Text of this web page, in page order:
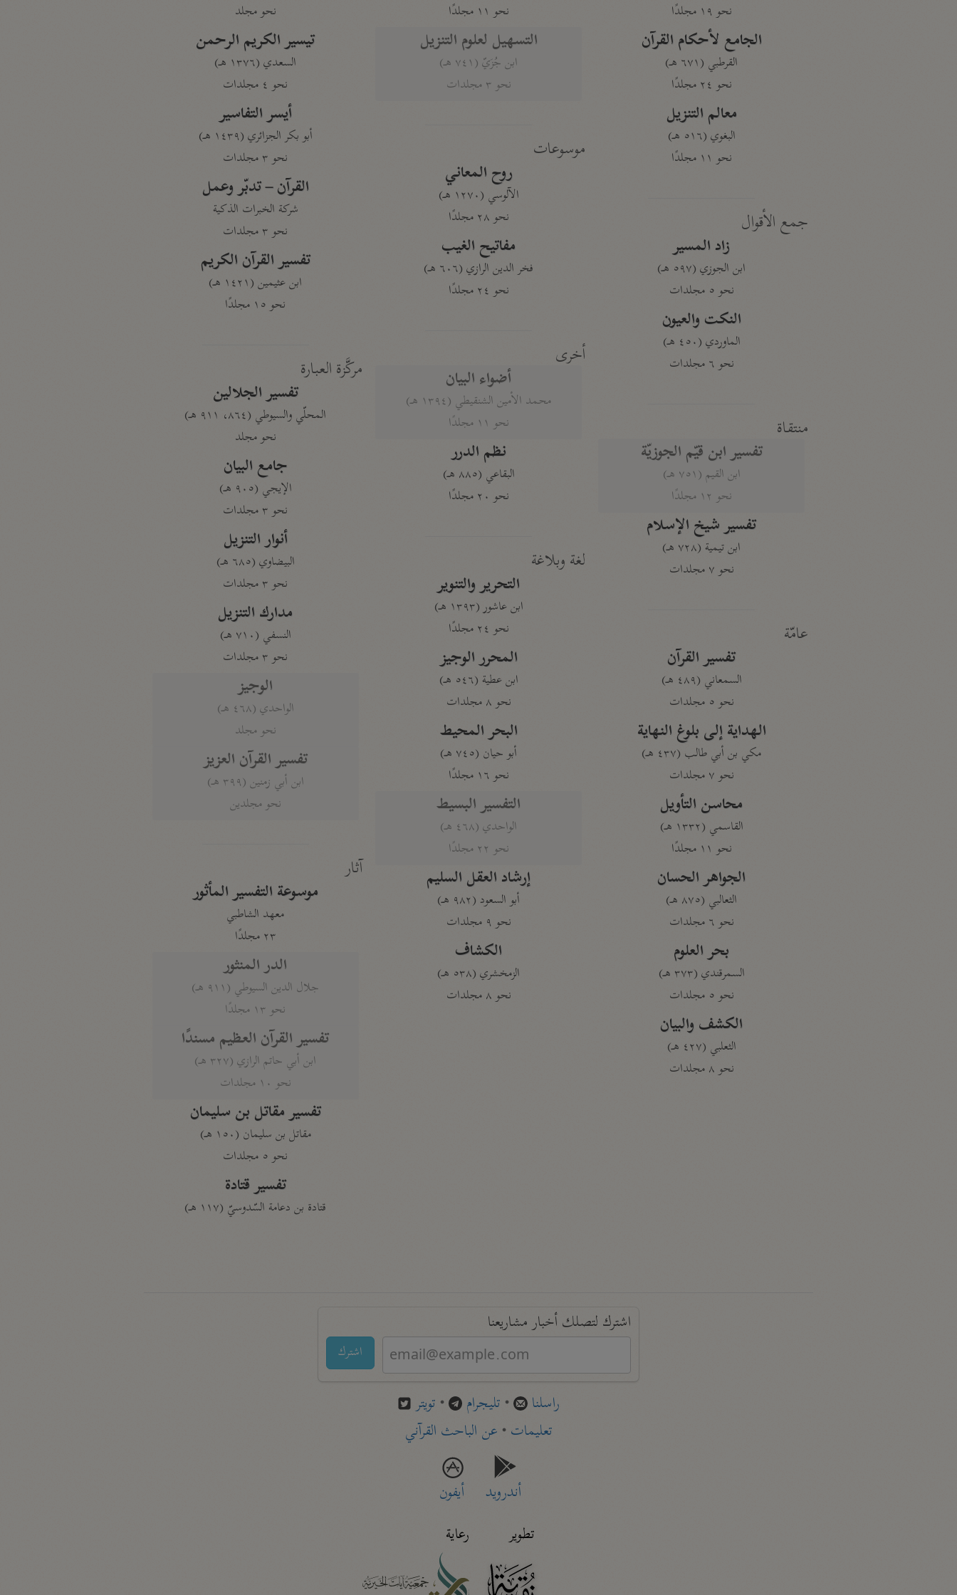
نحو ١٩ مجلدًا
الجامع لأحكام القرآن
القرطبي (٦٧١ هـ)
نحو ٢٤ مجلدًا
معالم التنزيل
البغوي (٥١٦ هـ)
نحو ١١ مجلدًا
جمع الأقوال
زاد المسير
ابن الجوزي (٥٩٧ هـ)
نحو ٥ مجلدات
النكت والعيون
الماوردي (٤٥٠ هـ)
نحو ٦ مجلدات
منتقاة
تفسير ابن قيّم الجوزيّة
ابن القيم (٧٥١ هـ)
نحو ١٢ مجلدًا
تفسير شيخ الإسلام
ابن تيمية (٧٢٨ هـ)
نحو ٧ مجلدات
عامّة
تفسير القرآن
السمعاني (٤٨٩ هـ)
نحو ٥ مجلدات
الهداية إلى بلوغ النهاية
مكي بن أبي طالب (٤٣٧ هـ)
نحو ٧ مجلدات
محاسن التأويل
القاسمي (١٣٣٢ هـ)
نحو ١١ مجلدًا
الجواهر الحسان
الثعالبي (٨٧٥ هـ)
نحو ٦ مجلدات
بحر العلوم
السمرقندي (٣٧٣ هـ)
نحو ٥ مجلدات
الكشف والبيان
الثعلبي (٤٢٧ هـ)
نحو ٨ مجلدات
نحو ١١ مجلدًا
التسهيل لعلوم التنزيل
ابن جُزَيّ (٧٤١ هـ)
نحو ٣ مجلدات
موسوعات
روح المعاني
الآلوسي (١٢٧٠ هـ)
نحو ٢٨ مجلدًا
مفاتيح الغيب
فخر الدين الرازي (٦٠٦ هـ)
نحو ٢٤ مجلدًا
أخرى
أضواء البيان
محمد الأمين الشنقيطي (١٣٩٤ هـ)
نحو ١١ مجلدًا
نظم الدرر
البقاعي (٨٨٥ هـ)
نحو ٢٠ مجلدًا
لغة وبلاغة
التحرير والتنوير
ابن عاشور (١٣٩٣ هـ)
نحو ٢٤ مجلدًا
المحرر الوجيز
ابن عطية (٥٤٦ هـ)
نحو ٨ مجلدات
البحر المحيط
أبو حيان (٧٤٥ هـ)
نحو ١٦ مجلدًا
التفسير البسيط
الواحدي (٤٦٨ هـ)
نحو ٢٢ مجلدًا
إرشاد العقل السليم
أبو السعود (٩٨٢ هـ)
نحو ٩ مجلدات
الكشاف
الزمخشري (٥٣٨ هـ)
نحو ٨ مجلدات
نحو مجلد
تيسير الكريم الرحمن
السعدي (١٣٧٦ هـ)
نحو ٤ مجلدات
أيسر التفاسير
أبو بكر الجزائري (١٤٣٩ هـ)
نحو ٣ مجلدات
القرآن – تدبّر وعمل
شركة الخبرات الذكية
نحو ٣ مجلدات
تفسير القرآن الكريم
ابن عثيمين (١٤٢١ هـ)
نحو ١٥ مجلدًا
مركَّزة العبارة
تفسير الجلالين
المحلّي والسيوطي (٨٦٤، ٩١١ هـ)
نحو مجلد
جامع البيان
الإيجي (٩٠٥ هـ)
نحو ٣ مجلدات
أنوار التنزيل
البيضاوي (٦٨٥ هـ)
نحو ٣ مجلدات
مدارك التنزيل
النسفي (٧١٠ هـ)
نحو ٣ مجلدات
الوجيز
الواحدي (٤٦٨ هـ)
نحو مجلد
تفسير القرآن العزيز
ابن أبي زمنين (٣٩٩ هـ)
نحو مجلدين
آثار
موسوعة التفسير المأثور
معهد الشاطبي
٢٣ مجلدًا
الدر المنثور
جلال الدين السيوطي (٩١١ هـ)
نحو ١٣ مجلدًا
تفسير القرآن العظيم مسندًا
ابن أبي حاتم الرازي (٣٢٧ هـ)
نحو ١٠ مجلدات
تفسير مقاتل بن سليمان
مقاتل بن سليمان (١٥٠ هـ)
نحو ٥ مجلدات
تفسير قتادة
قتادة بن دعامة السّدوسيّ (١١٧ هـ)
اشترك لتصلك أخبار مشاريعنا
اشترك
راسلنا • تليجرام • تويتر
تعليمات• عن الباحث القرآني
أندرويد
أيفون
تطوير
رعاية